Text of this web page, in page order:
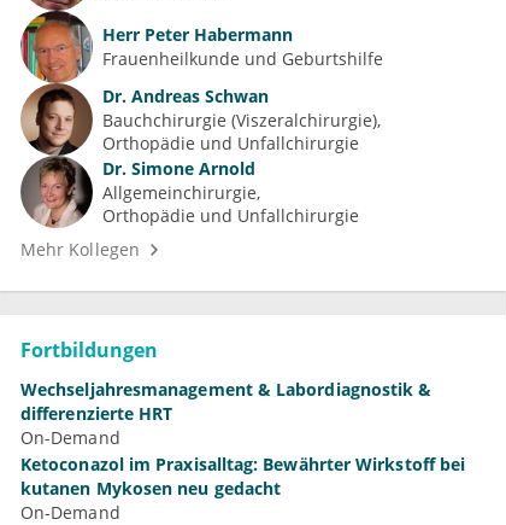
Herr Peter Habermann
Frauenheilkunde und Geburtshilfe
Dr. Andreas Schwan
Bauchchirurgie (Viszeralchirurgie)
Orthopädie und Unfallchirurgie
Dr. Simone Arnold
Allgemeinchirurgie
Orthopädie und Unfallchirurgie
Mehr Kollegen
Fortbildungen
Wechseljahresmanagement & Labordiagnostik &
differenzierte HRT
On-Demand
Ketoconazol im Praxisalltag: Bewährter Wirkstoff bei
kutanen Mykosen neu gedacht
On-Demand